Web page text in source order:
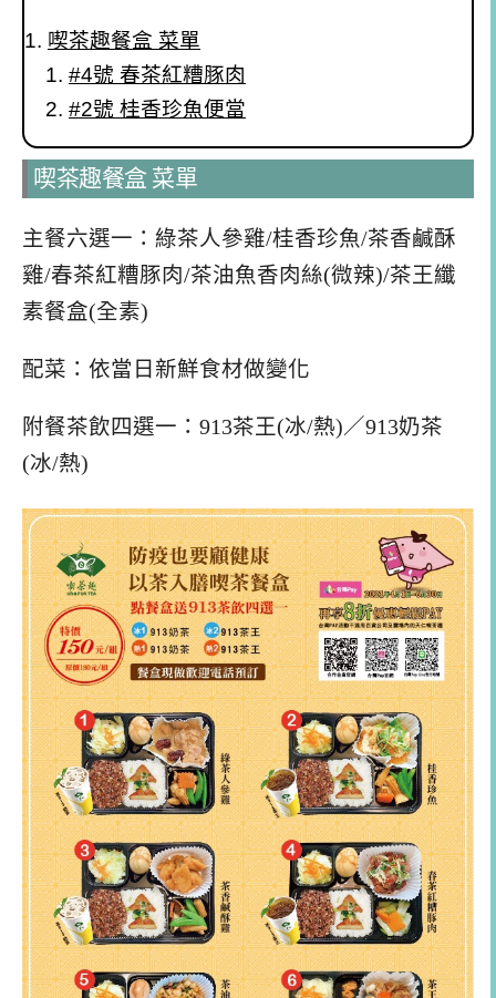
喫茶趣餐盒 菜單
#4號 春茶紅糟豚肉
#2號 桂香珍魚便當
喫茶趣餐盒 菜單
主餐六選一：綠茶人參雞/桂香珍魚/茶香鹹酥
雞/春茶紅糟豚肉/茶油魚香肉絲(微辣)/茶王纖
素餐盒(全素)
配菜：依當日新鮮食材做變化
附餐茶飲四選一：913茶王(冰/熱)／913奶茶
(冰/熱)